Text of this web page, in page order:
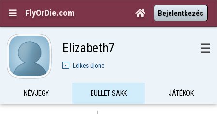
 FlyOrDie.com  Bejelentkezés
Elizabeth7 ☰
Lelkes újonc
NÉVJEGY BULLET SAKK JÁTÉKOK